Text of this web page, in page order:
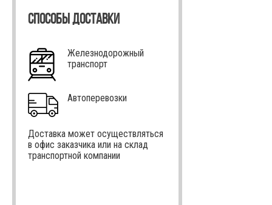
СПОСОБЫ ДОСТАВКИ
Железнодорожный
транспорт
Автоперевозки
Доставка может осуществляться
в офис заказчика или на склад
транспортной компании